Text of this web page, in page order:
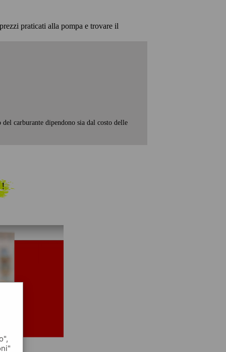
praticati alla pompa e trovare il
carburante dipendono sia dal costo delle
!